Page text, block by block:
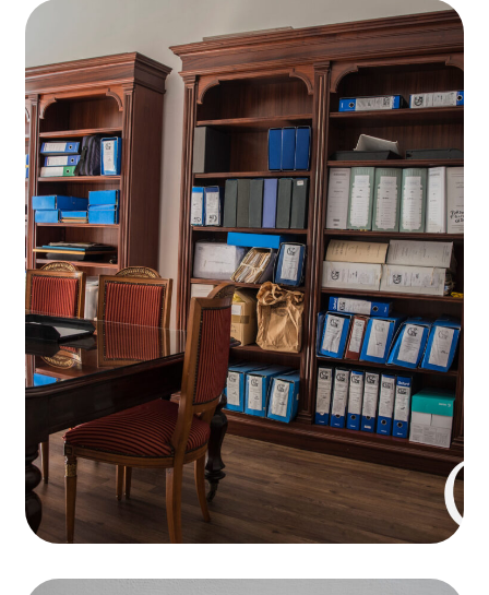
Sale riunioni
Open communication